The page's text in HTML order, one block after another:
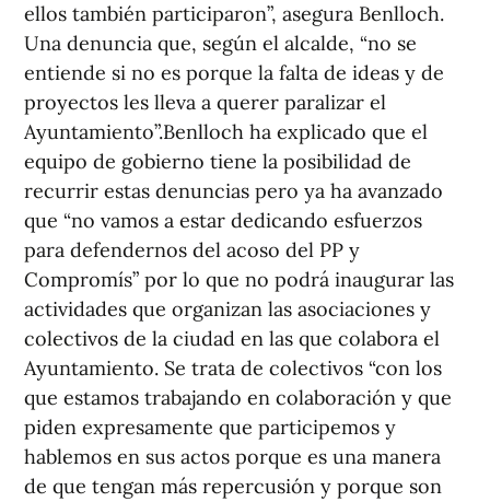
ellos también participaron”, asegura Benlloch.
Una denuncia que, según el alcalde, “no se
entiende si no es porque la falta de ideas y de
proyectos les lleva a querer paralizar el
Ayuntamiento”.Benlloch ha explicado que el
equipo de gobierno tiene la posibilidad de
recurrir estas denuncias pero ya ha avanzado
que “no vamos a estar dedicando esfuerzos
para defendernos del acoso del PP y
Compromís” por lo que no podrá inaugurar las
actividades que organizan las asociaciones y
colectivos de la ciudad en las que colabora el
Ayuntamiento. Se trata de colectivos “con los
que estamos trabajando en colaboración y que
piden expresamente que participemos y
hablemos en sus actos porque es una manera
de que tengan más repercusión y porque son